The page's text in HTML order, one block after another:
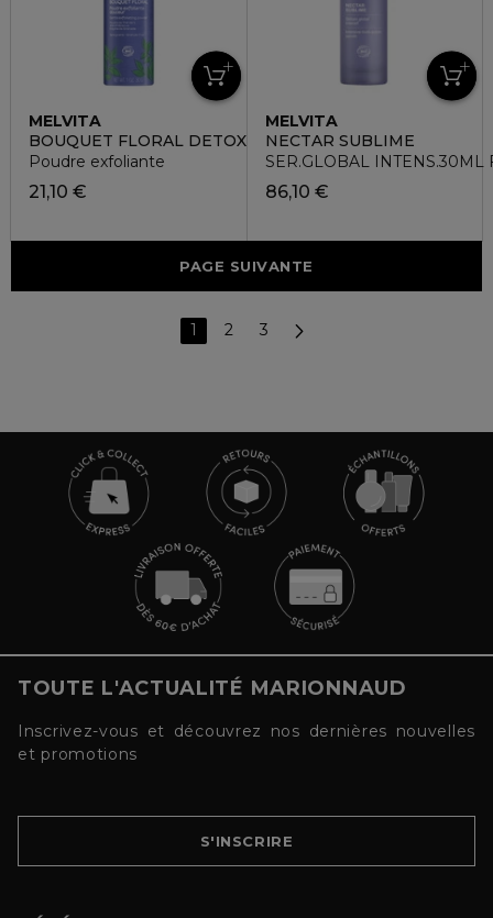
MELVITA
BOUQUET FLORAL DETOX
Poudre exfoliante
21,10 €
MELVITA
NECTAR SUBLIME
SER.GLOBAL INTENS.30ML
86,10 €
PAGE SUIVANTE
1 2 3
TOUTE L'ACTUALITÉ MARIONNAUD
Inscrivez-vous et découvrez nos dernières nouvelles
et promotions
S'INSCRIRE